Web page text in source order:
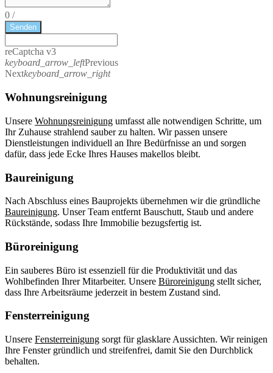
0 /
Senden
reCaptcha v3
keyboard_arrow_leftPrevious
Nextkeyboard_arrow_right
Wohnungsreinigung
Unsere Wohnungsreinigung umfasst alle notwendigen Schritte, um
Ihr Zuhause strahlend sauber zu halten. Wir passen unsere
Dienstleistungen individuell an Ihre Bedürfnisse an und sorgen
dafür, dass jede Ecke Ihres Hauses makellos bleibt.
Baureinigung
Nach Abschluss eines Bauprojekts übernehmen wir die gründliche
Baureinigung. Unser Team entfernt Bauschutt, Staub und andere
Rückstände, sodass Ihre Immobilie bezugsfertig ist.
Büroreinigung
Ein sauberes Büro ist essenziell für die Produktivität und das
Wohlbefinden Ihrer Mitarbeiter. Unsere Büroreinigung stellt sicher,
dass Ihre Arbeitsräume jederzeit in bestem Zustand sind.
Fensterreinigung
Unsere Fensterreinigung sorgt für glasklare Aussichten. Wir reinigen
Ihre Fenster gründlich und streifenfrei, damit Sie den Durchblick
behalten.